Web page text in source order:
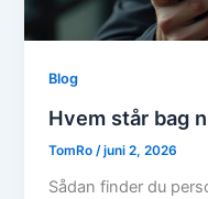
Blog
Hvem står bag
TomRo/juni 2, 2026
Sådan finder du